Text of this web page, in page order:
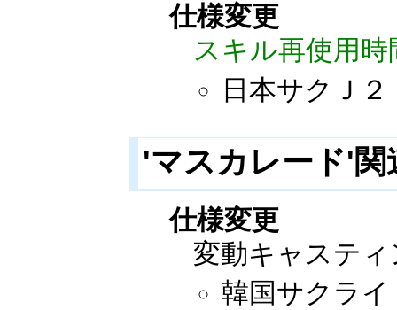
仕様変更
スキル再使用時
日本サクＪ
'マスカレード'
仕様変更
変動キャステ
韓国サクライ